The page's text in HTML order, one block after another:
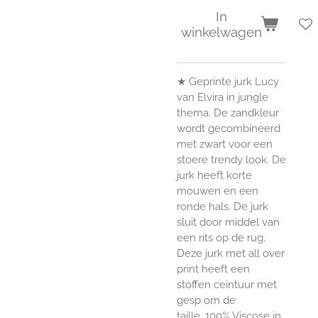
In
winkelwagen
★ Geprinte jurk Lucy
van Elvira in jungle
thema. De zandkleur
wordt gecombineerd
met zwart voor een
stoere trendy look. De
jurk heeft korte
mouwen en een
ronde hals. De jurk
sluit door middel van
een rits op de rug.
Deze jurk met all over
print heeft een
stoffen ceintuur met
gesp om de